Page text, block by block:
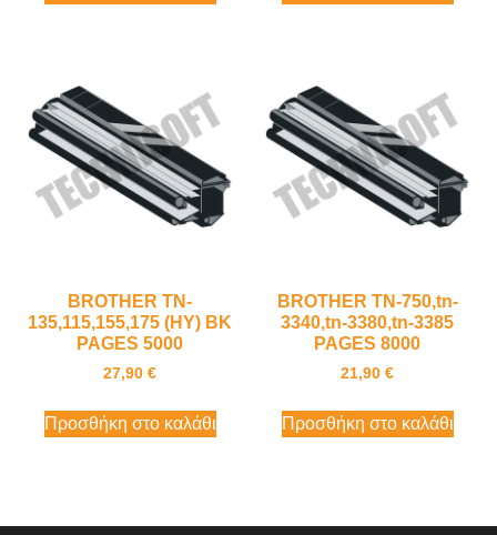
BROTHER TN-
135,115,155,175 (HY) BK
PAGES 5000
27,90 €
Προσθήκη στο καλάθι
BROTHER TN-750,tn-
3340,tn-3380,tn-3385
PAGES 8000
21,90 €
Προσθήκη στο καλάθι